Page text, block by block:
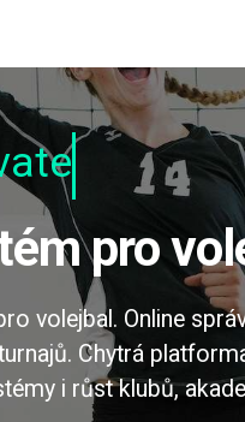
pro
volejbal. Online
Chytrá
i růst klubů,